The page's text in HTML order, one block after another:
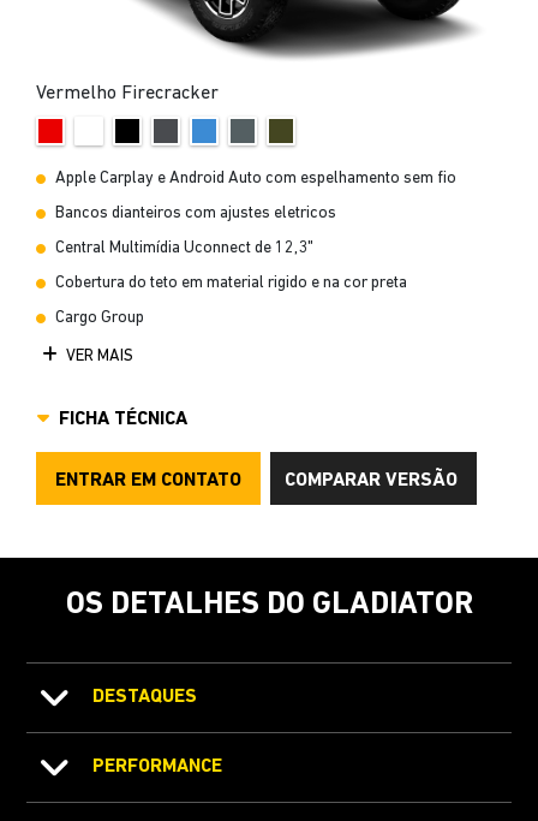
Vermelho Firecracker
Apple Carplay e Android Auto com espelhamento sem fio
Bancos dianteiros com ajustes eletricos
Central Multimídia Uconnect de 12,3"
Cobertura do teto em material rigido e na cor preta
Cargo Group
VER MAIS
FICHA TÉCNICA
ENTRAR EM CONTATO COMPARAR VERSÃO
OS DETALHES DO GLADIATOR
DESTAQUES
PERFORMANCE